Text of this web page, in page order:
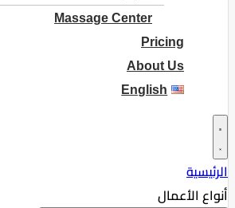
Massage Center
Pricing
About Us
English
الرئيسية
أنواع الأعمال